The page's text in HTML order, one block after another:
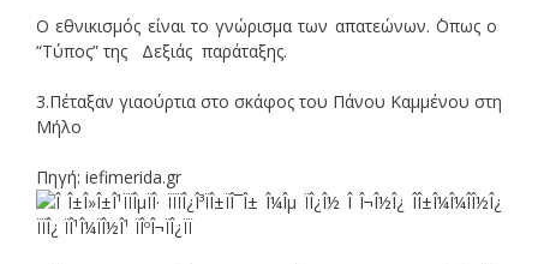
Ο εθνικισμός είναι το γνώρισμα των απατεώνων. ΄Οπως ο
“Τύπος” της Δεξιάς παράταξης.
3.Πέταξαν γιαούρτια στο σκάφος του Πάνου Καμμένου στη
Μήλο
Πηγή: iefimerida.gr